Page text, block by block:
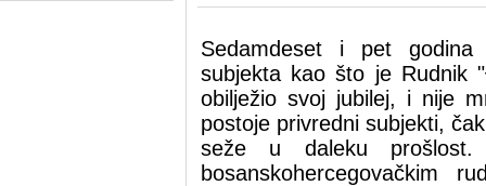
Sedamdeset i pet
subjekta kao što je Rudnik
obilježio svoj jubilej, i nije
postoje privredni subjekti,
seže u daleku
bosanskohercegovačkim